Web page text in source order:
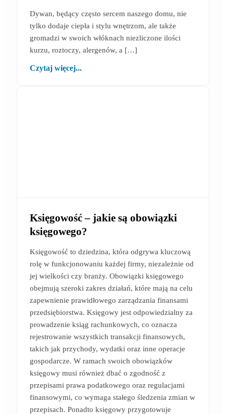
Dywan, będący często sercem naszego domu, nie
tylko dodaje ciepła i stylu wnętrzom, ale także
gromadzi w swoich włóknach niezliczone ilości
kurzu, roztoczy, alergenów, a […]
Czytaj więcej...
Księgowość – jakie są obowiązki
księgowego?
Księgowość to dziedzina, która odgrywa kluczową
rolę w funkcjonowaniu każdej firmy, niezależnie od
jej wielkości czy branży. Obowiązki księgowego
obejmują szeroki zakres działań, które mają na celu
zapewnienie prawidłowego zarządzania finansami
przedsiębiorstwa. Księgowy jest odpowiedzialny za
prowadzenie ksiąg rachunkowych, co oznacza
rejestrowanie wszystkich transakcji finansowych,
takich jak przychody, wydatki oraz inne operacje
gospodarcze. W ramach swoich obowiązków
księgowy musi również dbać o zgodność z
przepisami prawa podatkowego oraz regulacjami
finansowymi, co wymaga stałego śledzenia zmian w
przepisach. Ponadto księgowy przygotowuje